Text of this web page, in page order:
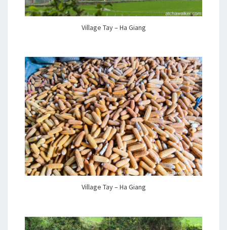
Village Tay – Ha Giang
Village Tay – Ha Giang